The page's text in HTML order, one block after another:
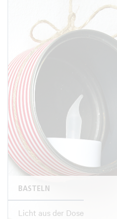
BASTELN
Licht aus der Dose